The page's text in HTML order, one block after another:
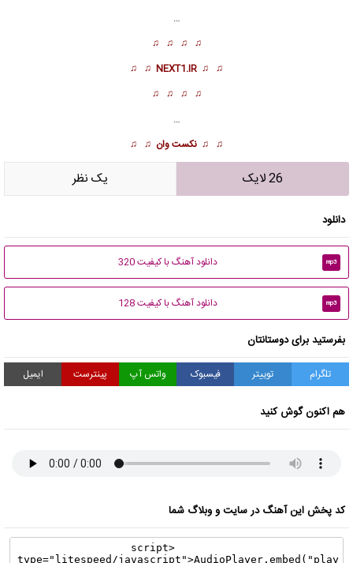
…
♫ ♫ ♫ ♫
♫ ♫
NEXT1.IR
♫ ♫
♫ ♫ ♫ ♫
…
♫ ♫ نکست وان ♫ ♫
26 لایک يک نظر
دانلود
mp3 دانلود آهنگ با کیفیت 320
mp3 دانلود آهنگ با کیفیت 128
بفرستید برای دوستانتان
تلگرام توییتر فیسبوک واتس آپ پینترست ایمیل
هم اکنون گوش کنید
کد پخش این آهنگ در سایت و وبلاگ شما